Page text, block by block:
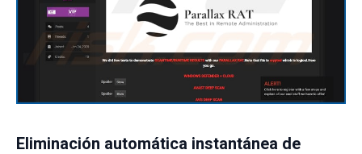
Eliminación automática instantánea de